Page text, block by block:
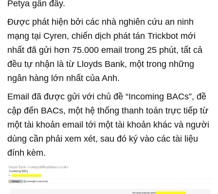
Petya gần đây.
Được phát hiện bởi các nhà nghiên cứu an ninh
mạng tại Cyren, chiến dịch phát tán Trickbot mới
nhất đã gửi hơn 75.000 email trong 25 phút, tất cả
đều tự nhận là từ Lloyds Bank, một trong những
ngân hàng lớn nhất của Anh.
Email đã được gửi với chủ đề “Incoming BACs”, đề
cập đến BACs, một hệ thống thanh toán trực tiếp từ
một tài khoản email tới một tài khoản khác và người
dùng cần phải xem xét, sau đó ký vào các tài liệu
đính kèm.